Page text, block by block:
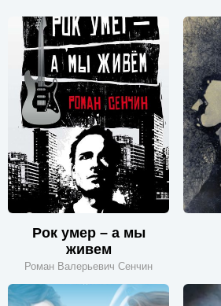
Рок умер – а мы
живем
Роман Валерьевич Сенчин